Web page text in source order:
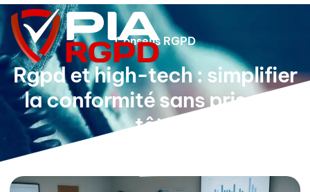
Conseils RGPD
Rgpd et high-tech : simplifier
la conformité sans prise de
tête